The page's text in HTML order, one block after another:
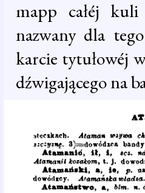
mapp całéj
nazwany dla
karcie tytułowéj
dźwigającego na